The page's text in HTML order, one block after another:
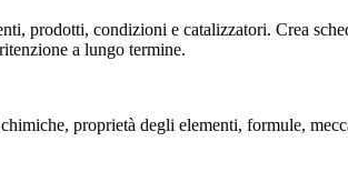
prodotti, condizioni e catalizzatori. Crea
a lungo termine.
proprietà degli elementi, formule,